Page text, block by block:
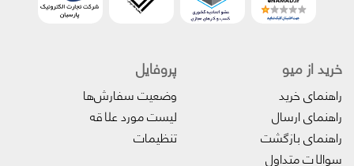
خرید از میو
راهنمای خرید
راهنمای ارسال
راهنمای بازگشت
سوالات متداول
پروفایل‌
وضعیت سفارش‌ها
لیست مورد علاقه
تنظیمات